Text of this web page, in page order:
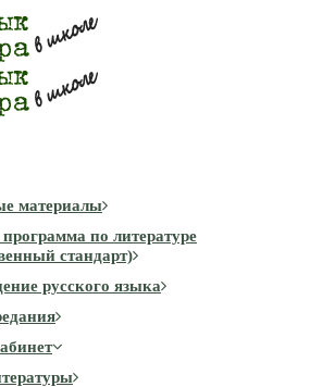
материалы
по литературе
стандарт)
русского языка